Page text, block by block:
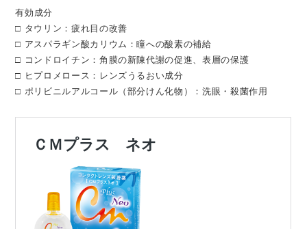
有効成分
□ タウリン：疲れ目の改善
□ アスパラギン酸カリウム：瞳への酸素の補給
□ コンドロイチン：角膜の新陳代謝の促進、表層の保護
□ ヒプロメロース：レンズうるおい成分
□ ポリビニルアルコール（部分けん化物）：洗眼・殺菌作用